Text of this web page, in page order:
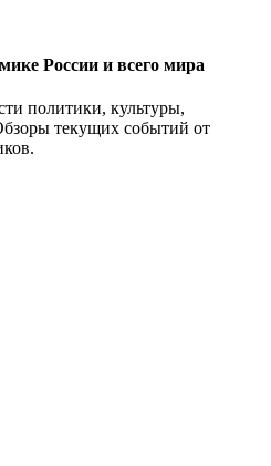
России и всего мира
политики, культуры,
текущих событий от